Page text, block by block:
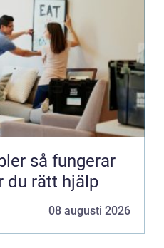
du rätt hjälp
08 augusti 2026